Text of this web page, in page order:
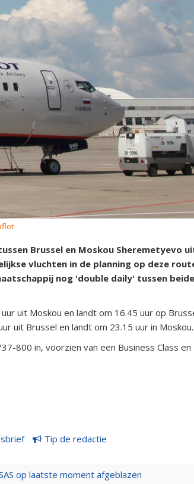
Brussel en Moskou Sheremetyevo
vluchten in de planning op deze
nog 'double daily' tussen beide
uit Moskou en landt om 16.45 uur op
uit Brussel en landt om 23.15 uur in Moskou.
800 in, voorzien van een Business Class en
Tip de redactie
op laatste moment afgeblazen